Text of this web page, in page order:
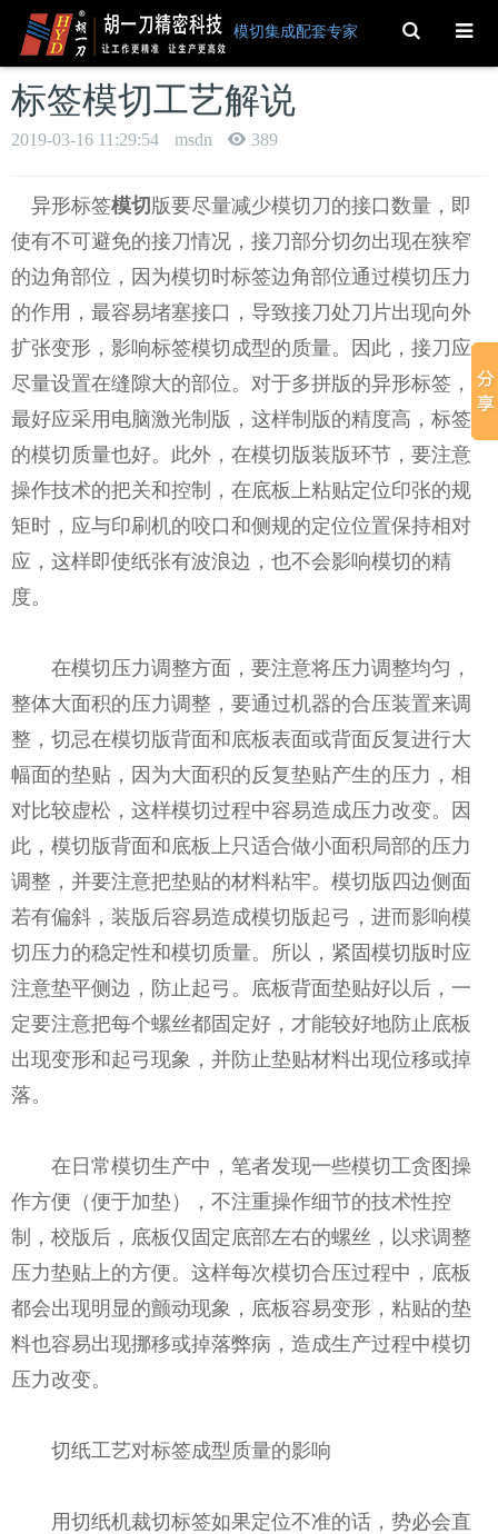
模切集成配套专家 Toggle
Search
标签模切工艺解说
2019-03-16 11:29:54 msdn 389
异形标签模切 版要尽量减少模切刀的接口数量，即
使有不可避免的接刀情况，接刀部分切勿出现在狭窄
的边角部位，因为模切时标签边角部位通过模切压力
的作用，最容易堵塞接口，导致接刀处刀片出现向外
扩张变形，影响标签模切成型的质量。因此，接刀应
尽量设置在缝隙大的部位。对于多拼版的异形标签，
最好应采用电脑激光制版，这样制版的精度高，标签
的模切质量也好。此外，在模切版装版环节，要注意
操作技术的把关和控制，在底板上粘贴定位印张的规
矩时，应与印刷机的咬口和侧规的定位位置保持相对
应，这样即使纸张有波浪边，也不会影响模切的精
度。
在模切压力调整方面，要注意将压力调整均匀，
整体大面积的压力调整，要通过机器的合压装置来调
整，切忌在模切版背面和底板表面或背面反复进行大
幅面的垫贴，因为大面积的反复垫贴产生的压力，相
对比较虚松，这样模切过程中容易造成压力改变。因
此，模切版背面和底板上只适合做小面积局部的压力
调整，并要注意把垫贴的材料粘牢。模切版四边侧面
若有偏斜，装版后容易造成模切版起弓，进而影响模
切压力的稳定性和模切质量。所以，紧固模切版时应
注意垫平侧边，防止起弓。底板背面垫贴好以后，一
定要注意把每个螺丝都固定好，才能较好地防止底板
出现变形和起弓现象，并防止垫贴材料出现位移或掉
落。
在日常模切生产中，笔者发现一些模切工贪图操
作方便（便于加垫），不注重操作细节的技术性控
制，校版后，底板仅固定底部左右的螺丝，以求调整
压力垫贴上的方便。这样每次模切合压过程中，底板
都会出现明显的颤动现象，底板容易变形，粘贴的垫
料也容易出现挪移或掉落弊病，造成生产过程中模切
压力改变。
切纸工艺对标签成型质量的影响
用切纸机裁切标签如果定位不准的话，势必会直